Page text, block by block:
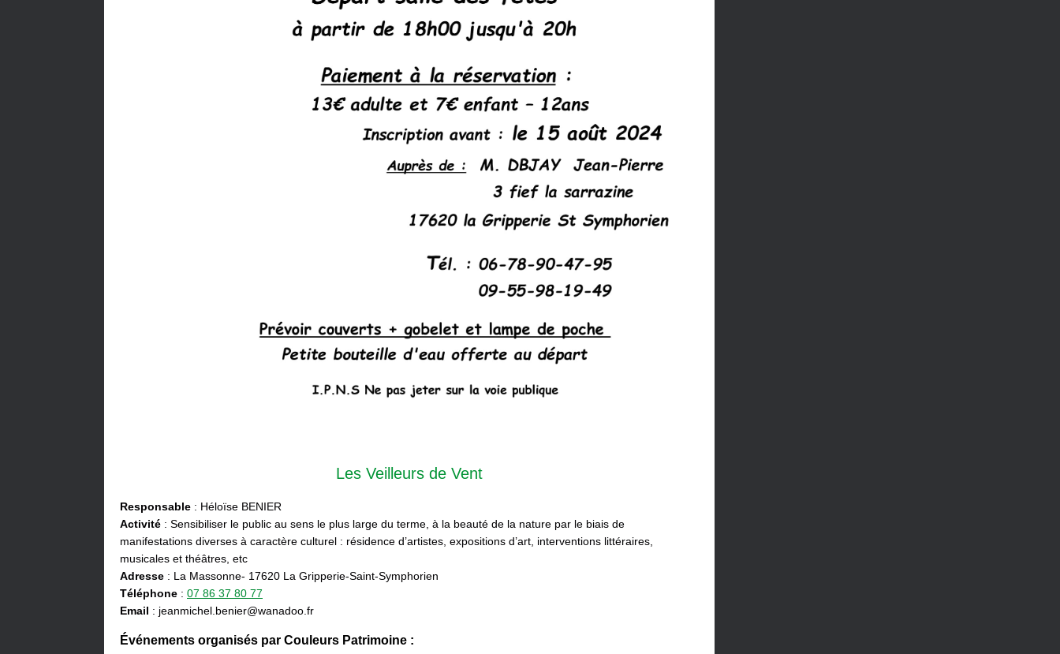
Les Veilleurs de Vent
Responsable : Héloïse BENIER
Activité : Sensibiliser le public au sens le plus large du terme, à la beauté de la nature par le biais de
manifestations diverses à caractère culturel : résidence d’artistes, expositions d’art, interventions littéraires,
musicales et théâtres, etc
Adresse : La Massonne- 17620 La Gripperie-Saint-Symphorien
Téléphone : 07 86 37 80 77
Email : jeanmichel.benier@wanadoo.fr
Événements organisés par Couleurs Patrimoine :